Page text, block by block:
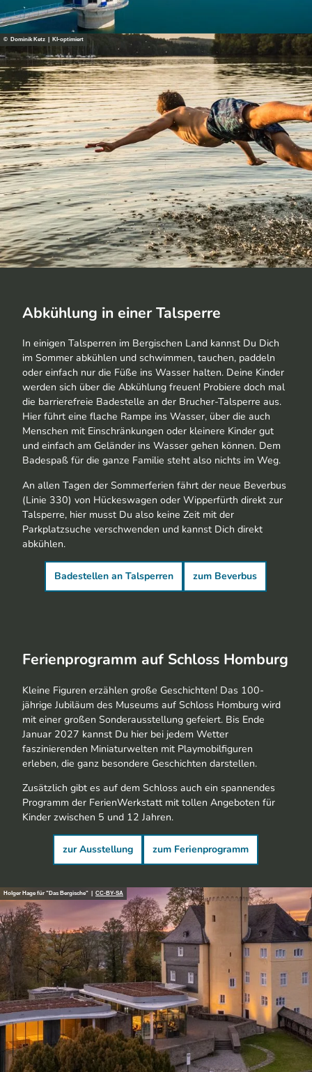
© Dominik Ketz | KI-optimiert
Abkühlung in einer Talsperre
In einigen Talsperren im Bergischen Land kannst Du Dich
im Sommer abkühlen und schwimmen, tauchen, paddeln
oder einfach nur die Füße ins Wasser halten. Deine Kinder
werden sich über die Abkühlung freuen! Probiere doch mal
die barrierefreie Badestelle an der Brucher-Talsperre aus.
Hier führt eine flache Rampe ins Wasser, über die auch
Menschen mit Einschränkungen oder kleinere Kinder gut
und einfach am Geländer ins Wasser gehen können. Dem
Badespaß für die ganze Familie steht also nichts im Weg.
An allen Tagen der Sommerferien fährt der neue Beverbus
(Linie 330) von Hückeswagen oder Wipperfürth direkt zur
Talsperre, hier musst Du also keine Zeit mit der
Parkplatzsuche verschwenden und kannst Dich direkt
abkühlen.
Badestellen an Talsperren zum Beverbus
Ferienprogramm auf Schloss Homburg
Kleine Figuren erzählen große Geschichten! Das 100-
jährige Jubiläum des Museums auf Schloss Homburg wird
mit einer großen Sonderausstellung gefeiert. Bis Ende
Januar 2027 kannst Du hier bei jedem Wetter
faszinierenden Miniaturwelten mit Playmobilfiguren
erleben, die ganz besondere Geschichten darstellen.
Zusätzlich gibt es auf dem Schloss auch ein spannendes
Programm der FerienWerkstatt mit tollen Angeboten für
Kinder zwischen 5 und 12 Jahren.
zur Ausstellung zum Ferienprogramm
Holger Hage für "Das Bergische" | CC-BY-SA